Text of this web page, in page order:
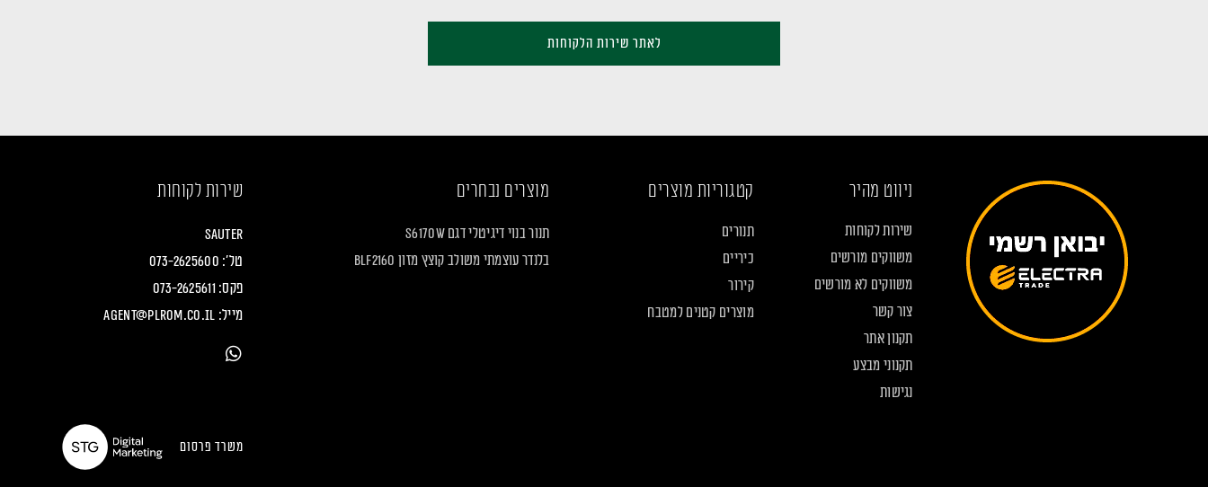
לאתר שירות הלקוחות
ניווט מהיר
שירות לקוחות
משווקים מורשים
משווקים לא מורשים
צור קשר
תקנון אתר
תקנוני מבצע
נגישות
קטגוריות מוצרים
תנורים
כיריים
קירור
מוצרים קטנים למטבח
מוצרים נבחרים
תנור בנוי דיגיטלי דגם S6170W
בלנדר עוצמתי משולב קוצץ מזון BLF2160
שירות לקוחות
Sauter
טל': 073-2625600
פקס: 073-2625611
מייל: agent@plrom.co.il
משרד פרסום